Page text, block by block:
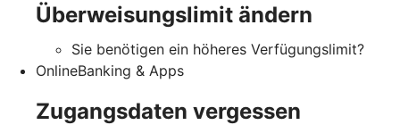
Überweisungslimit ändern
Sie benötigen ein höheres Verfügungslimit?
OnlineBanking & Apps
Zugangsdaten vergessen